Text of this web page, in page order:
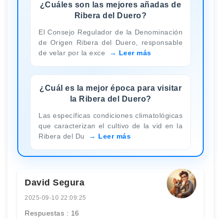
¿Cuáles son las mejores añadas de
Ribera del Duero?
El Consejo Regulador de la Denominación
de Origen Ribera del Duero, responsable
de velar por la exce
Leer más
¿Cuál es la mejor época para visitar
la Ribera del Duero?
Las específicas condiciones climatológicas
que caracterizan el cultivo de la vid en la
Ribera del Du
Leer más
David Segura
2025-09-10 22:09:25
Respuestas : 16